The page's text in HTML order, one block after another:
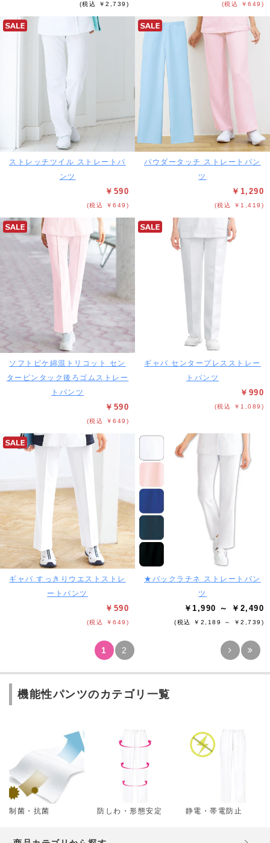
(税込 ￥2,739) (税込 ￥649)
ストレッチツイル ストレートパ
ンツ
￥590
(税込 ￥649)
パウダータッチ ストレートパン
ツ
￥1,290
(税込 ￥1,419)
ソフトピケ綿混トリコット セン
ターピンタック後ろゴムストレー
トパンツ
￥590
(税込 ￥649)
ギャバ センタープレスストレー
トパンツ
￥990
(税込 ￥1,089)
ギャバ すっきりウエストストレ
ートパンツ
￥590
(税込 ￥649)
★バックラチネ ストレートパン
ツ
￥1,990 ～ ￥2,490
(税込 ￥2,189 ～ ￥2,739)
1 2
機能性パンツのカテゴリ一覧
制菌・抗菌 防しわ・形態安定 静電・帯電防止